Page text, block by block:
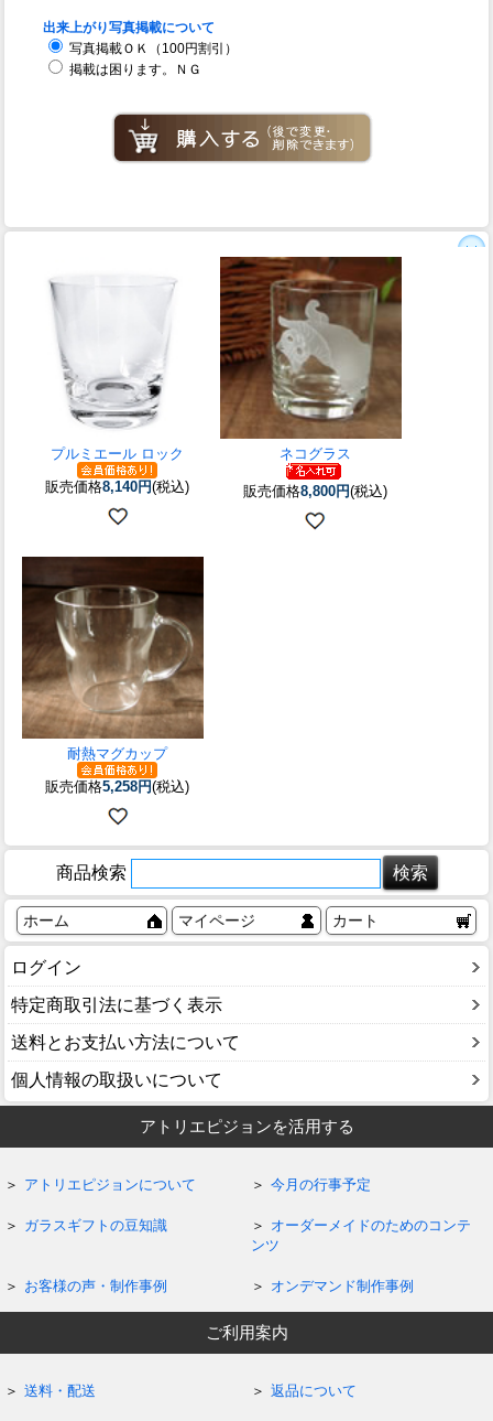
出来上がり写真掲載について
写真掲載ＯＫ（100円割引）
掲載は困ります。ＮＧ
プルミエール ロック
販売価格8,140円(税込)
ネコグラス
販売価格8,800円(税込)
耐熱マグカップ
販売価格5,258円(税込)
商品検索
ホーム マイページ カート
ログイン
特定商取引法に基づく表示
送料とお支払い方法について
個人情報の取扱いについて
アトリエピジョンを活用する
アトリエピジョンについて 今月の行事予定
ガラスギフトの豆知識
オーダーメイドのためのコンテ
ンツ
お客様の声・制作事例 オンデマンド制作事例
ご利用案内
送料・配送 返品について